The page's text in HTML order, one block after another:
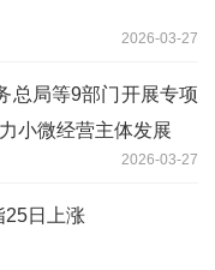
2026-03-27
总局等9部门开展专项
小微经营主体发展
2026-03-27
25日上涨